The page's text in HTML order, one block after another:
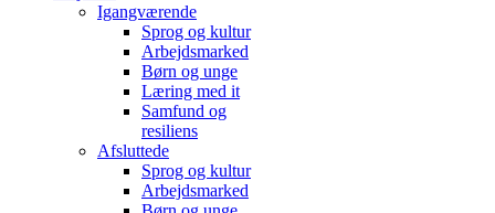
Igangværende
Sprog og kultur
Arbejdsmarked
Børn og unge
Læring med it
Samfund og
resiliens
Afsluttede
Sprog og kultur
Arbejdsmarked